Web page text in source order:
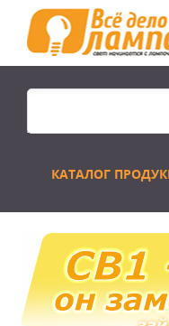
КАТАЛОГ
Распродажа